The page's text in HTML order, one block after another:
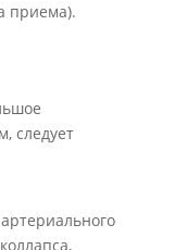
приема).
следует